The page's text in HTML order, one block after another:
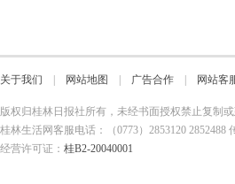
关于我们 网站地图 广告合作 网站客
版权归桂林日报社所有，未经书面授权禁止复制或
桂林生活网客服电话：（0773）2853120
经营许可证： 桂B2-20040001